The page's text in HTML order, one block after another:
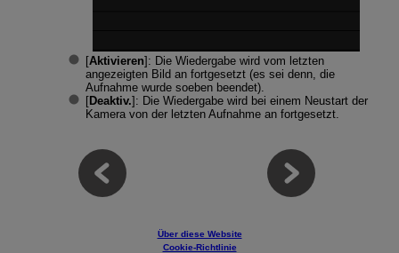
[Aktivieren]: Die Wiedergabe wird vom letzten
angezeigten Bild an fortgesetzt (es sei denn, die
Aufnahme wurde soeben beendet).
[Deaktiv.]: Die Wiedergabe wird bei einem Neustart der
Kamera von der letzten Aufnahme an fortgesetzt.
Über diese Website
Cookie-Richtlinie